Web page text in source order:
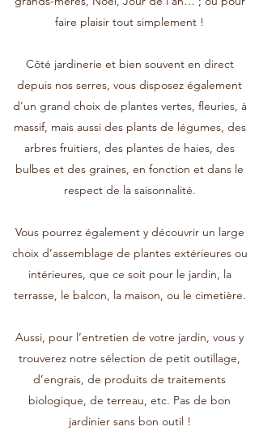
faire plaisir tout simplement !
Côté jardinerie et bien souvent en direct
depuis nos serres, vous disposez également
d'un grand choix de plantes vertes, fleuries, à
massif, mais aussi des plants de légumes, des
arbres fruitiers, des plantes de haies, des
bulbes et des graines, en fonction et dans le
respect de la saisonnalité.
Vous pourrez également y découvrir un large
choix d’assemblage de plantes extérieures ou
intérieures, que ce soit pour le jardin, la
terrasse, le balcon, la maison, ou le cimetière.
Aussi, pour l’entretien de votre jardin, vous y
trouverez notre sélection de petit outillage,
d’engrais, de produits de traitements
biologique, de terreau, etc. Pas de bon
jardinier sans bon outil !